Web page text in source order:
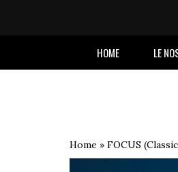
HOME LE
Home » FOCUS